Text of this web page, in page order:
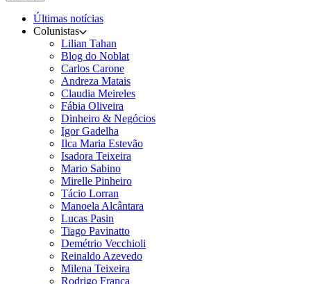
Últimas notícias
Colunistas
Lilian Tahan
Blog do Noblat
Carlos Carone
Andreza Matais
Claudia Meireles
Fábia Oliveira
Dinheiro & Negócios
Igor Gadelha
Ilca Maria Estevão
Isadora Teixeira
Mario Sabino
Mirelle Pinheiro
Tácio Lorran
Manoela Alcântara
Lucas Pasin
Tiago Pavinatto
Demétrio Vecchioli
Reinaldo Azevedo
Milena Teixeira
Rodrigo França